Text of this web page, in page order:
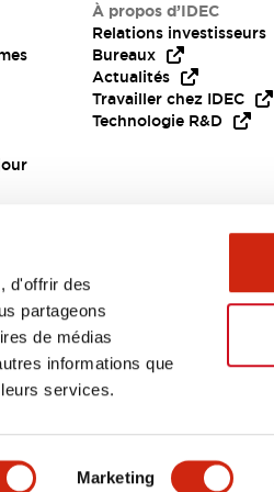
d'offrir des
partageons
de médias
informations que
services.
Marketing
DOCUMENTS ET
À propos d’IDEC
Relations investisseurs
Bureaux
Actualités
Travailler chez IDEC
Technologie R&D